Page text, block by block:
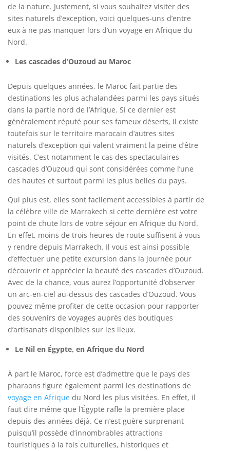
de la nature. Justement, si vous souhaitez visiter des
sites naturels d’exception, voici quelques-uns d’entre
eux à ne pas manquer lors d’un voyage en Afrique du
Nord.
Les cascades d’Ouzoud au Maroc
Depuis quelques années, le Maroc fait partie des
destinations les plus achalandées parmi les pays situés
dans la partie nord de l’Afrique. Si ce dernier est
généralement réputé pour ses fameux déserts, il existe
toutefois sur le territoire marocain d’autres sites
naturels d’exception qui valent vraiment la peine d’être
visités. C’est notamment le cas des spectaculaires
cascades d’Ouzoud qui sont considérées comme l’une
des hautes et surtout parmi les plus belles du pays.
Qui plus est, elles sont facilement accessibles à partir de
la célèbre ville de Marrakech si cette dernière est votre
point de chute lors de votre séjour en Afrique du Nord.
En effet, moins de trois heures de route suffisent à vous
y rendre depuis Marrakech. Il vous est ainsi possible
d’effectuer une petite excursion dans la journée pour
découvrir et apprécier la beauté des cascades d’Ouzoud.
Avec de la chance, vous aurez l’opportunité d’observer
un arc-en-ciel au-dessus des cascades d’Ouzoud. Vous
pouvez même profiter de cette occasion pour rapporter
des souvenirs de voyages auprès des boutiques
d’artisanats disponibles sur les lieux.
Le Nil en Égypte, en Afrique du Nord
À part le Maroc, force est d’admettre que le pays des
pharaons figure également parmi les destinations de
voyage en Afrique du Nord les plus visitées. En effet, il
faut dire même que l’Égypte rafle la première place
depuis des années déjà. Ce n’est guère surprenant
puisqu’il possède d’innombrables attractions
touristiques à la fois culturelles, historiques et